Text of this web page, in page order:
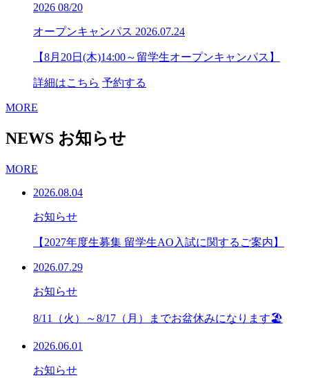
2026 08/20
オープンキャンパス 2026.07.24
【8月20日(木)14:00～留学生オープンキャンパス】
詳細はこちら 予約する
MORE
NEWS お知らせ
MORE
2026.08.04
お知らせ
【2027年度生募集 留学生AO入試に関するご案内】
2026.07.29
お知らせ
8/11（火）～8/17（月）までお盆休みになります🏖
2026.06.01
お知らせ